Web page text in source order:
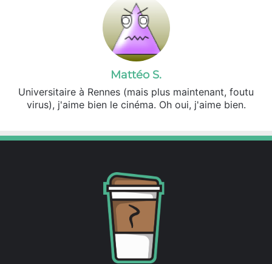
Mattéo S.
Universitaire à Rennes (mais plus maintenant, foutu
virus), j'aime bien le cinéma. Oh oui, j'aime bien.